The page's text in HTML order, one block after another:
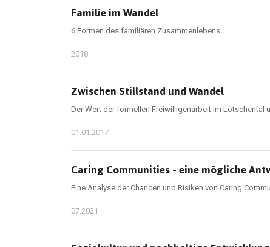
Familie im Wandel
6 Formen des familiären Zusammenlebens
2018
Zwischen Stillstand und Wandel
Der Wert der formellen Freiwilligenarbeit im
01.01.2017
Caring Communities - eine mögliche
Eine Analyse der Chancen und Risiken von Caring
07.2021